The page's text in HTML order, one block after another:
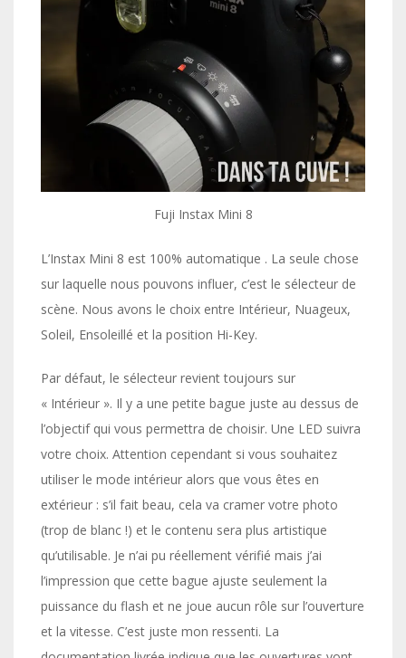
Fuji Instax Mini 8
L’Instax Mini 8 est 100% automatique . La seule chose
sur laquelle nous pouvons influer, c’est le sélecteur de
scène. Nous avons le choix entre Intérieur, Nuageux,
Soleil, Ensoleillé et la position Hi-Key.
Par défaut, le sélecteur revient toujours sur
« Intérieur ». Il y a une petite bague juste au dessus de
l’objectif qui vous permettra de choisir. Une LED suivra
votre choix. Attention cependant si vous souhaitez
utiliser le mode intérieur alors que vous êtes en
extérieur : s’il fait beau, cela va cramer votre photo
(trop de blanc !) et le contenu sera plus artistique
qu’utilisable. Je n’ai pu réellement vérifié mais j’ai
l’impression que cette bague ajuste seulement la
puissance du flash et ne joue aucun rôle sur l’ouverture
et la vitesse. C’est juste mon ressenti. La